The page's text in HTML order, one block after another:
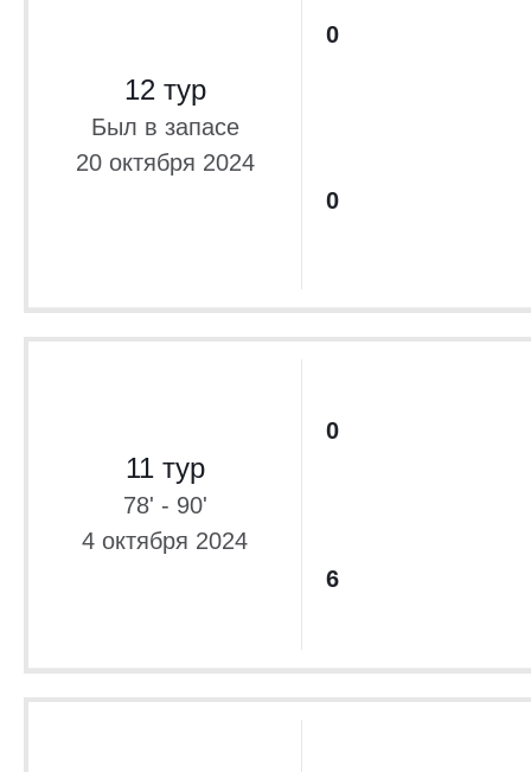
12 тур
Был в запасе
20 октября 2024
0
0
11 тур
78' - 90'
4 октября 2024
0
6